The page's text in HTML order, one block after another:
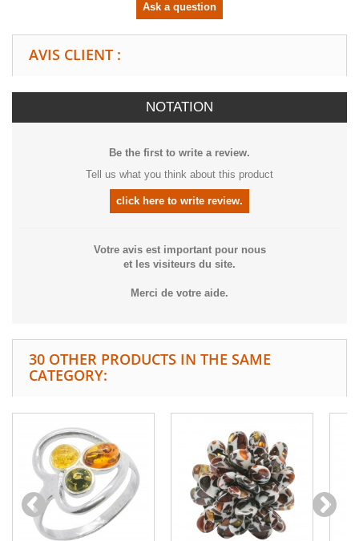
Ask a question
AVIS CLIENT :
NOTATION
Be the first to write a review.
Tell us what you think about this product
click here to write review.
Votre avis est important pour nous
et les visiteurs du site.
Merci de votre aide.
30 OTHER PRODUCTS IN THE SAME
CATEGORY: